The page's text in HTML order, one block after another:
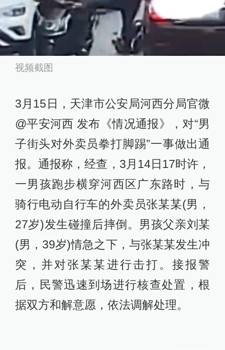
视频截图
3月15日，天津市公安局河西分局官微
@平安河西 发布《情况通报》，对“男
子街头对外卖员拳打脚踢”一事做出通
报。通报称，经查，3月14日17时许，
一男孩跑步横穿河西区广东路时，与
骑行电动自行车的外卖员张某某(男，
27岁)发生碰撞后摔倒。男孩父亲刘某
(男，39岁)情急之下，与张某某发生冲
突，并对张某某进行击打。接报警
后，民警迅速到场进行核查处置，根
据双方和解意愿，依法调解处理。